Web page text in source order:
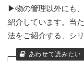
▶物の管理以外にも
紹介しています。当
法をご紹介する、シ